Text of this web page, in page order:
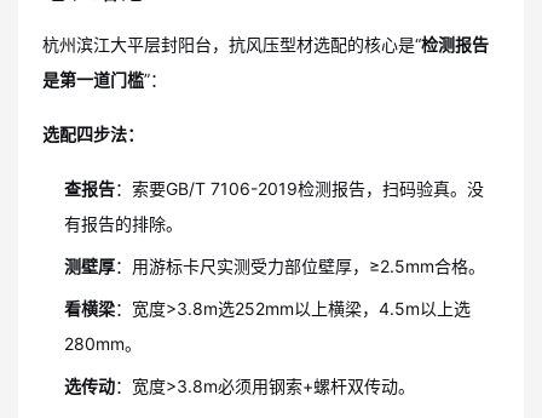
杭州滨江大平层封阳台，抗风压型材选配的核心是“检测报告
是第一道门槛”：
选配四步法：
查报告：索要GB/T 7106-2019检测报告，扫码验真。没
有报告的排除。
测壁厚：用游标卡尺实测受力部位壁厚，≥2.5mm合格。
看横梁：宽度>3.8m选252mm以上横梁，4.5m以上选
280mm。
选传动：宽度>3.8m必须用钢索+螺杆双传动。